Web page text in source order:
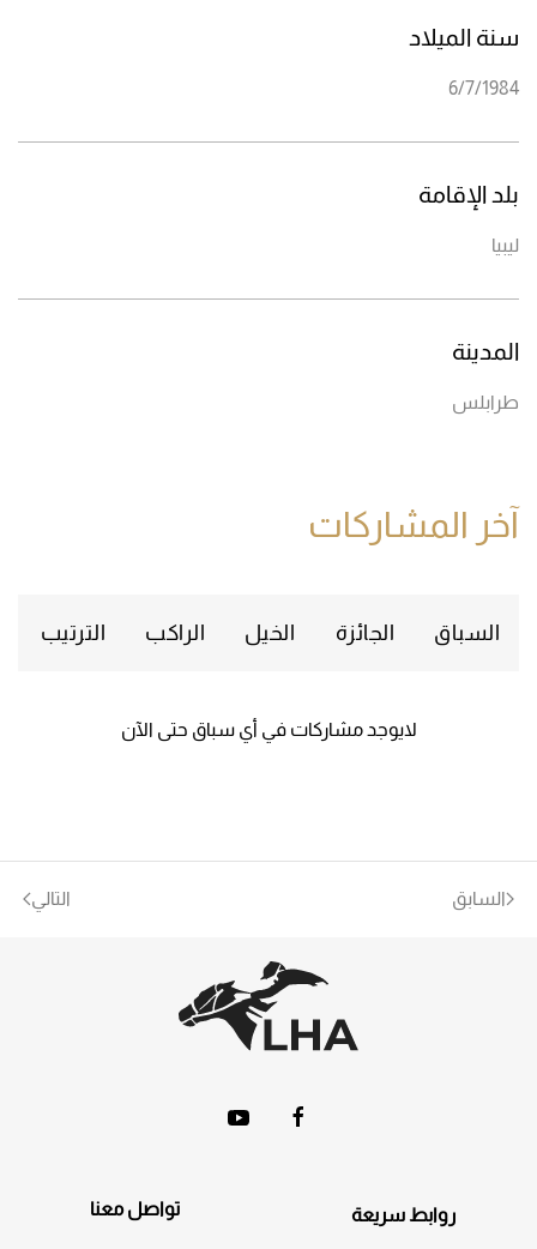
سنة الميلاد
6/7/1984
بلد الإقامة
ليبيا
المدينة
طرابلس
آخر المشاركات
السباق الجائزة الخيل الراكب الترتيب
لايوجد مشاركات في أي سباق حتى الآن
السابق التالي
روابط سريعة تواصل معنا